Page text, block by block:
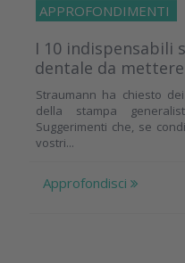
APPROFONDIMENTI
I 10 indispensabili
dentale da
Straumann ha chiesto
della stampa
Suggerimenti che, se
vostri...
Approfondisci